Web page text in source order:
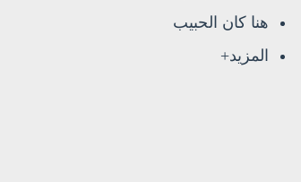
هنا كان الحبيب
المزيد+